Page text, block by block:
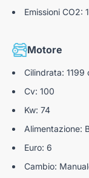
Emissioni CO2:
Motore
Cilindrata: 1199
Cv: 100
Kw: 74
Alimentazione:
Euro: 6
Cambio: